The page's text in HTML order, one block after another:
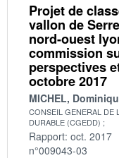
Projet de
vallon de
nord-ouest
commission
perspectives
octobre 2017
MICHEL,
CONSEIL GENERAL DE
DURABLE (CGEDD)
Rapport: oct. 2017
n°009043-03